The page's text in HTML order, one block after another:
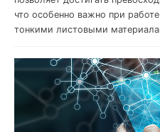
что особенно важно при
тонкими листовыми